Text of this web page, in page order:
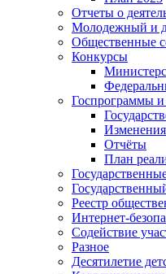
Отчеты о
Молодежный и
Общественные
Конкурсы
Госпрограммы
Отчёты
План
Реестр
Интернет-
Содействие
Разное
Десятилетие